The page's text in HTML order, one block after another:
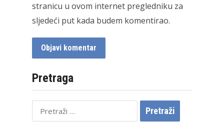
stranicu u ovom internet pregledniku za
sljedeći put kada budem komentirao.
Pretraga
Pretraži: